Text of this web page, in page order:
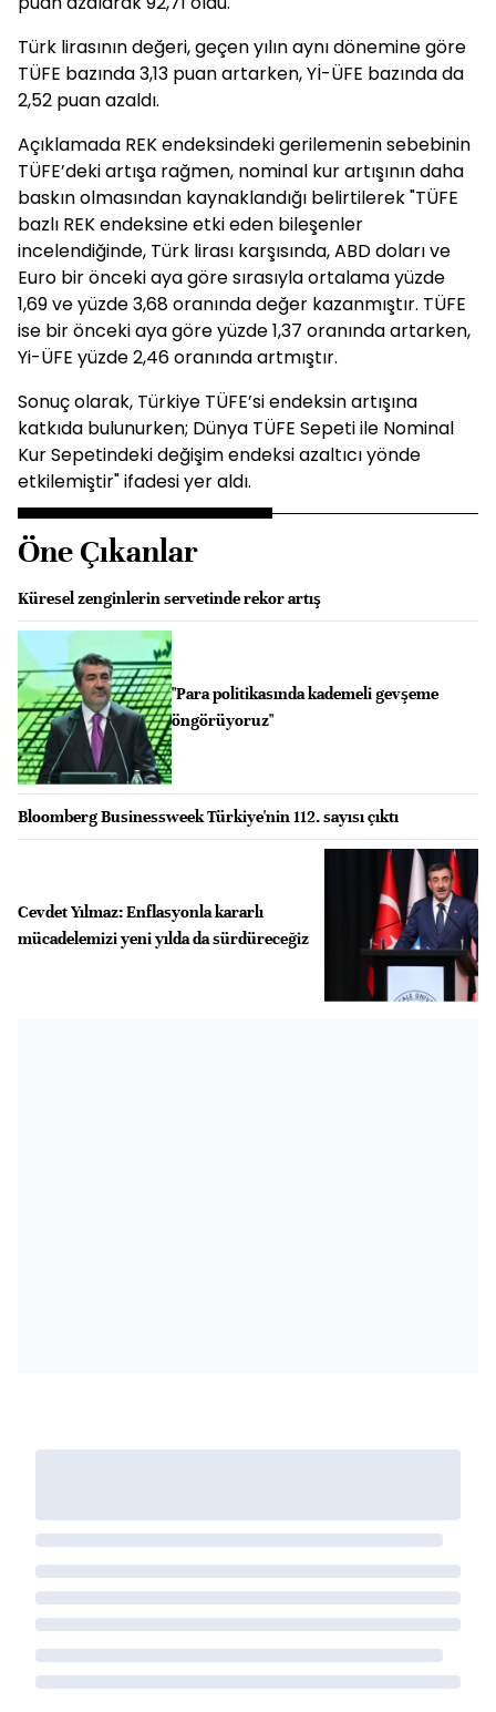
Türk lirasının değeri, geçen yılın aynı dönemine göre
TÜFE bazında 3,13 puan artarken, Yİ-ÜFE bazında da
2,52 puan azaldı.
Açıklamada REK endeksindeki gerilemenin sebebinin
TÜFE’deki artışa rağmen, nominal kur artışının daha
baskın olmasından kaynaklandığı belirtilerek "TÜFE
bazlı REK endeksine etki eden bileşenler
incelendiğinde, Türk lirası karşısında, ABD doları ve
Euro bir önceki aya göre sırasıyla ortalama yüzde
1,69 ve yüzde 3,68 oranında değer kazanmıştır. TÜFE
ise bir önceki aya göre yüzde 1,37 oranında artarken,
Yi-ÜFE yüzde 2,46 oranında artmıştır.
Sonuç olarak, Türkiye TÜFE’si endeksin artışına
katkıda bulunurken; Dünya TÜFE Sepeti ile Nominal
Kur Sepetindeki değişim endeksi azaltıcı yönde
etkilemiştir" ifadesi yer aldı.
Öne Çıkanlar
Küresel zenginlerin servetinde rekor artış
"Para politikasında kademeli gevşeme
öngörüyoruz"
Bloomberg Businessweek Türkiye'nin 112. sayısı çıktı
Cevdet Yılmaz: Enflasyonla kararlı
mücadelemizi yeni yılda da sürdüreceğiz